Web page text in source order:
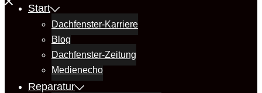
Start
Dachfenster-Karriere
Blog
Dachfenster-Zeitung
Medienecho
Reparatur